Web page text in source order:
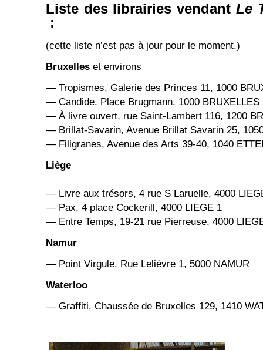
Liste des librairies vendant Le
:
(cette liste n’est pas à jour pour le moment.)
Bruxelles et environs
— Tropismes, Galerie des Princes 11, 1000
— Candide, Place Brugmann, 1000 BRUXELLES
— À livre ouvert, rue Saint-Lambert 116, 1200
— Brillat-Savarin, Avenue Brillat Savarin 25,
— Filigranes, Avenue des Arts 39-40, 1040
Liège
— Livre aux trésors, 4 rue S Laruelle, 4000
— Pax, 4 place Cockerill, 4000 LIEGE 1
— Entre Temps, 19-21 rue Pierreuse, 4000
Namur
— Point Virgule, Rue Lelièvre 1, 5000 NAMUR
Waterloo
— Graffiti, Chaussée de Bruxelles 129, 1410